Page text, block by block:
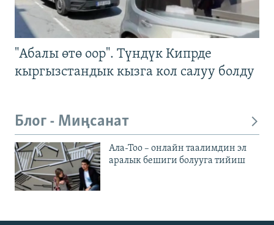
"Абалы өтө оор". Түндүк Кипрде
кыргызстандык кызга кол салуу болду
Блог - Миңсанат
Ала-Тоо – онлайн таалимдин эл
аралык бешиги болууга тийиш